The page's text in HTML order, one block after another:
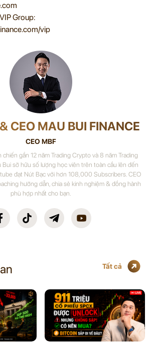
Group:
vip
CEO MAU BUI FINANCE
CEO MBF
chiến gần 12 năm Trading Crypto và 8 năm Trading
Bui sở hữu số lượng học viên trên toàn cầu lên đến
đạt Nút Bạc với hơn 108,000 Subscribers. CEO
hướng dẫn, chia sẻ kinh nghiệm & đồng hành
phù hợp nhất cho bạn.
Tất cả